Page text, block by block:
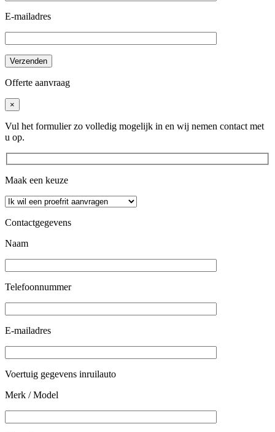
E-mailadres
Offerte aanvraag
×
Vul het formulier zo volledig mogelijk in en wij nemen contact met
u op.
Maak een keuze
Contactgegevens
Naam
Telefoonnummer
E-mailadres
Voertuig gegevens inruilauto
Merk / Model